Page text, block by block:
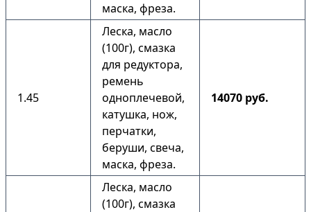
маска, фреза.
1.45
Леска, масло
(100г), смазка
для редуктора,
ремень
одноплечевой,
катушка, нож,
перчатки,
беруши, свеча,
маска, фреза.
14070 руб.
Леска, масло
(100г), смазка